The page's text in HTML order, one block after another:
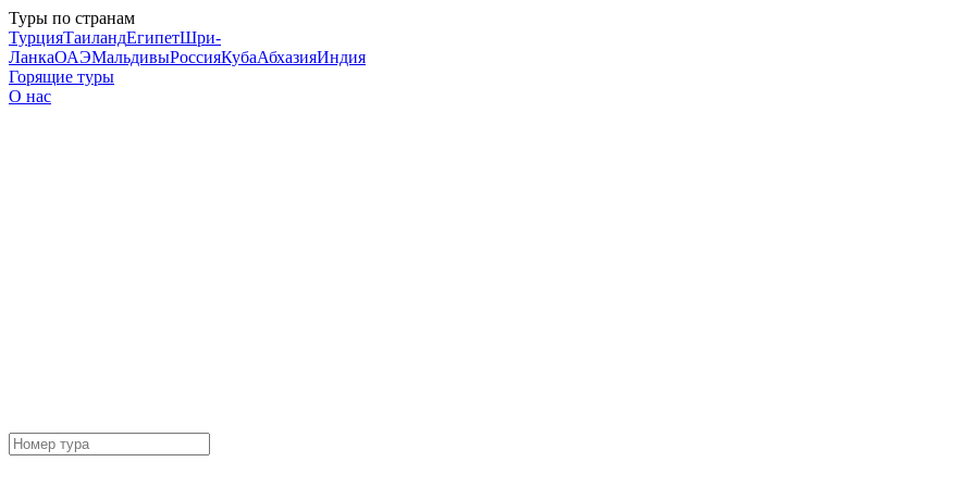
Туры по странам
ТурцияТаиландЕгипетШри-
ЛанкаОАЭМальдивыРоссияКубаАбхазияИндия
Горящие туры
О нас